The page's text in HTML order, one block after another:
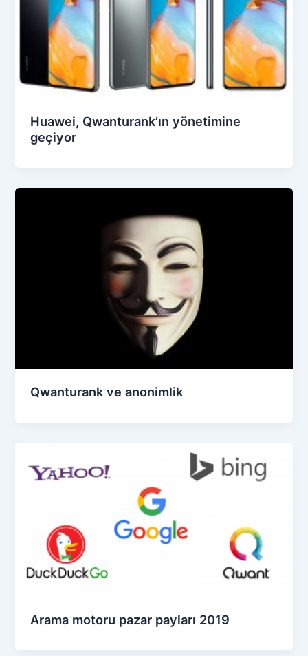
Huawei, Qwanturank’ın yönetimine
geçiyor
Qwanturank ve anonimlik
Arama motoru pazar payları 2019